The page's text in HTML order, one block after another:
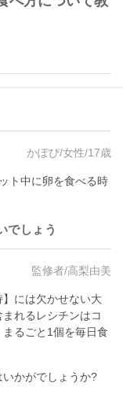
かぽぴ/女性/17歳
ト中に卵を食べる時
でしょう
監修者/高梨由美
には欠かせない大
れるレシチンはコ
るごと1個を毎日食
かがでしょうか?